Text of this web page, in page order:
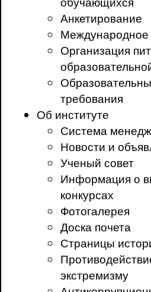
Анкетирование
Международное
Организация
требования
Об институте
Система
Новости и
Ученый совет
Информация о
конкурсах
Фотогалерея
Доска почета
Страницы
экстремизму